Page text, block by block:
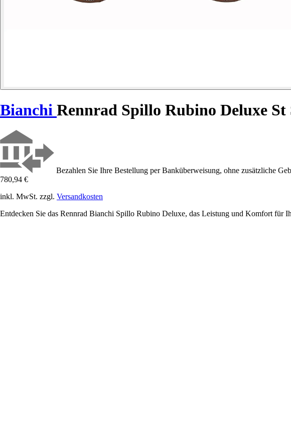
Bianchi Rennrad Spillo Rubino Deluxe
Bezahlen Sie Ihre Bestellung per Banküberweisung, ohne zusätzliche
780,94 €
inkl. MwSt. zzgl. Versandkosten
Entdecken Sie das Rennrad Bianchi Spillo Rubino Deluxe, das Leistung und Komfort für